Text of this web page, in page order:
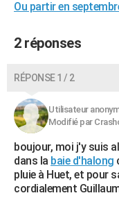
COPAINS D'AVANT
S'inscrire
Se connecter
Lycées
Collèges
Primaires
Universités
Entreprises
Service militaire
Avis de recherche
AVIS DE DÉCÈS
FORUM
Bricolage
Lifestyle
Culture
Sport
Auto
Television
Voyage
Cinema
Ou partir en
2 réponses
RÉPONSE 1 / 2
Utilisateur
Modifié par
boujour, moi j'y suis
dans la baie d'halong
pluie à Huet, et pour
cordialement